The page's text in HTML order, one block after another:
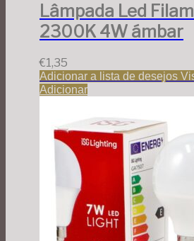
Lâmpada Led
2300K 4W ámbar
€1,35
Adicionar a lista de desejos
Adicionar